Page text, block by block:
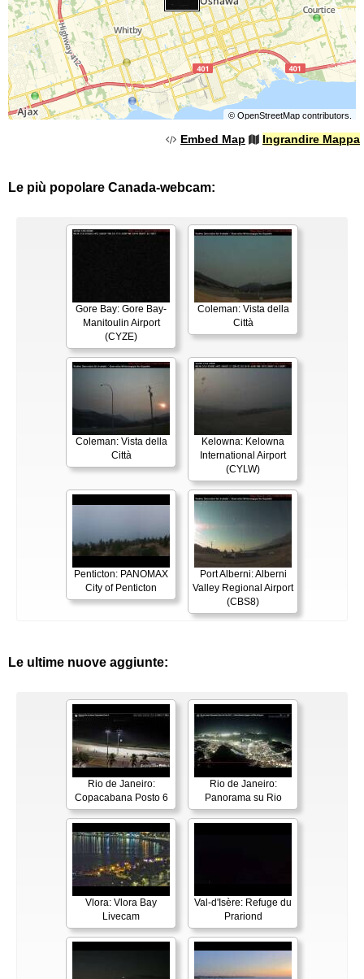
© OpenStreetMapcontributors.
Embed Map Ingrandire Mappa
Le più popolare Canada-webcam:
Gore Bay: Gore Bay-
Manitoulin Airport
(CYZE)
Coleman: Vista della
Città
Coleman: Vista della
Città
Kelowna: Kelowna
International Airport
(CYLW)
Penticton: PANOMAX
City of Penticton
Port Alberni: Alberni
Valley Regional Airport
(CBS8)
Le ultime nuove aggiunte:
Rio de Janeiro:
Copacabana Posto 6
Rio de Janeiro:
Panorama su Rio
Vlora: Vlora Bay
Livecam
Val-d'Isère: Refuge du
Prariond